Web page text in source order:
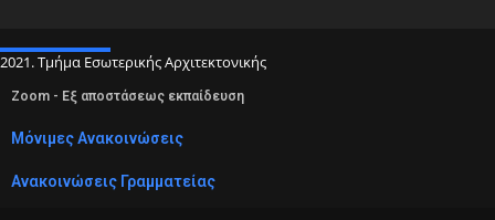
2021. Τμήμα Εσωτερικής Αρχιτεκτονικής
Zoom - Εξ αποστάσεως εκπαίδευση
Μόνιμες Ανακοινώσεις
Ανακοινώσεις Γραμματείας